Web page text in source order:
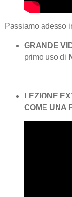
Passiamo adesso
GRANDE
primo uso di
LEZIONE
COME UNA